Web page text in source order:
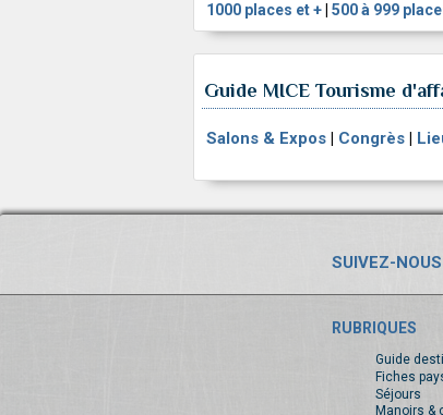
1000 places et + 500 à 999
Guide MICE Tourisme
Salons & Expos | Congrès |
SUIVEZ-NOUS
RUBRIQUES
Guide
Fiches
Séjours
Manoirs &